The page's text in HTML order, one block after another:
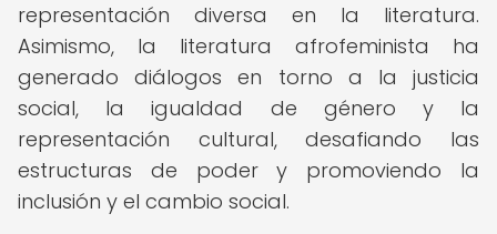
representación diversa en la literatura.
Asimismo, la literatura afrofeminista ha
generado diálogos en torno a la justicia
social, la igualdad de género y la
representación cultural, desafiando las
estructuras de poder y promoviendo la
inclusión y el cambio social.